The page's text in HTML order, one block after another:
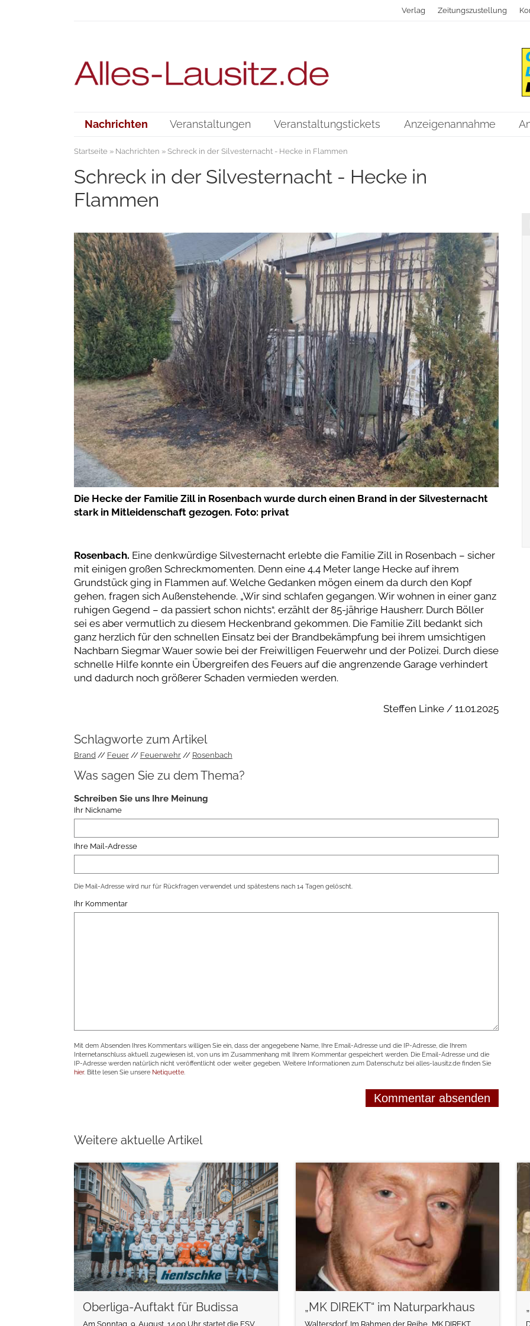
Verlag Zeitungszustellung
Nachrichten Veranstaltungen Veranstaltungstickets Anzeigenannahme
Startseite» Nachrichten » Schreck in der Silvesternacht - Hecke in Flammen
Schreck in der Silvesternacht - Hecke in
Flammen
Die Hecke der Familie Zill in Rosenbach wurde durch einen Brand in der Silvesternacht
stark in Mitleidenschaft gezogen. Foto: privat
Rosenbach. Eine denkwürdige Silvesternacht erlebte die Familie Zill in Rosenbach – sicher
mit einigen großen Schreckmomenten. Denn eine 4,4 Meter lange Hecke auf ihrem
Grundstück ging in Flammen auf. Welche Gedanken mögen einem da durch den Kopf
gehen, fragen sich Außenstehende. „Wir sind schlafen gegangen. Wir wohnen in einer ganz
ruhigen Gegend – da passiert schon nichts“, erzählt der 85-jährige Hausherr. Durch Böller
sei es aber vermutlich zu diesem Heckenbrand gekommen. Die Familie Zill bedankt sich
ganz herzlich für den schnellen Einsatz bei der Brandbekämpfung bei ihrem umsichtigen
Nachbarn Siegmar Wauer sowie bei der Freiwilligen Feuerwehr und der Polizei. Durch diese
schnelle Hilfe konnte ein Übergreifen des Feuers auf die angrenzende Garage verhindert
und dadurch noch größerer Schaden vermieden werden.
Steffen Linke / 11.01.2025
Schlagworte zum Artikel
Brand Feuer Feuerwehr Rosenbach
Was sagen Sie zu dem Thema?
Schreiben Sie uns Ihre Meinung
Ihr Nickname
Ihre Mail-Adresse
Die Mail-Adresse wird nur für Rückfragen verwendet und spätestens nach 14 Tagen gelöscht.
Ihr Kommentar
Mit dem Absenden Ihres Kommentars willigen Sie ein, dass der angegebene Name, Ihre Email-Adresse und die IP-Adresse, die Ihrem
Internetanschluss aktuell zugewiesen ist, von uns im Zusammenhang mit Ihrem Kommentar gespeichert werden. Die Email-Adresse und die
IP-Adresse werden natürlich nicht veröffentlicht oder weiter gegeben. Weitere Informationen zum Datenschutz bei alles-lausitz.de finden Sie
hier. Bitte lesen Sie unsere Netiquette.
Weitere aktuelle Artikel
Oberliga-Auftakt für Budissa
Am Sonntag, 9. August, 14.00 Uhr startet die FSV
weiterlesen
„MK DIREKT“ im Naturparkhaus
Waltersdorf. Im Rahmen der Reihe „MK DIREKT
weiterlesen